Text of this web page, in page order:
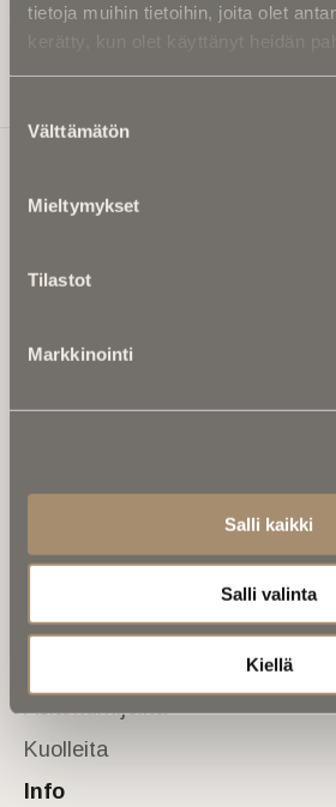
tietoja muihin tietoihin, joita olet
kerätty, kun olet käyttänyt heidän
valinta
Välttämätön
Mieltymykset
Tilastot
Markkinointi
Salli kaikki
Salli valinta
Kiellä
Ikuisuusmedia
Ikuisuusmedia on kuolinuutisointiin
valtakunnallinen mediabrändi.
Tietoa meistä
Etusivu
Kalenterista
Asiantuntijoilta
Kuolleita
Info